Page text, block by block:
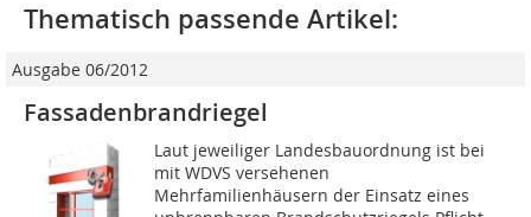
Thematisch passende Artikel:
Ausgabe 06/2012
Fassadenbrandriegel
Laut jeweiliger Landesbauordnung ist bei
mit WDVS versehenen
Mehrfamilienhäusern der Einsatz eines